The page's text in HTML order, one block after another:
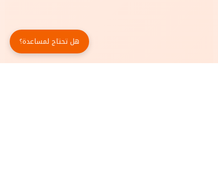
هل تحتاج لمساعدة؟